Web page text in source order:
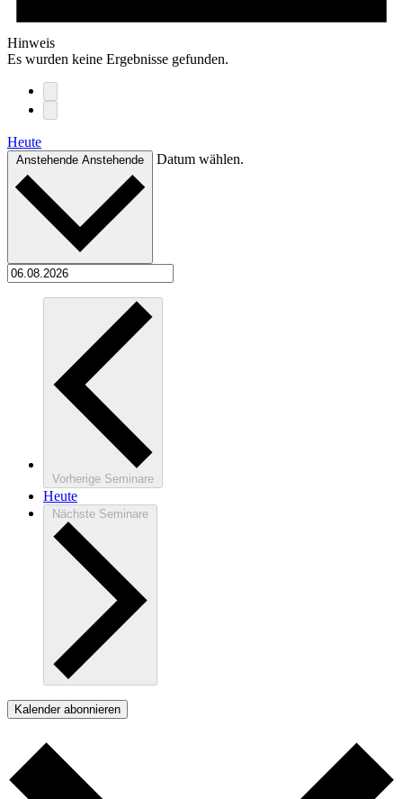
Hinweis
Es wurden keine Ergebnisse gefunden.
Heute
Anstehende Anstehende Datum wählen.
Vorherige Seminare
Heute
Nächste Seminare
Kalender abonnieren